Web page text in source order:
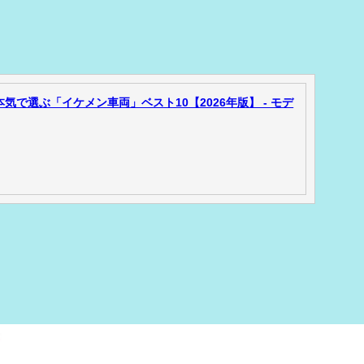
気で選ぶ「イケメン車両」ベスト10【2026年版】 - モデ